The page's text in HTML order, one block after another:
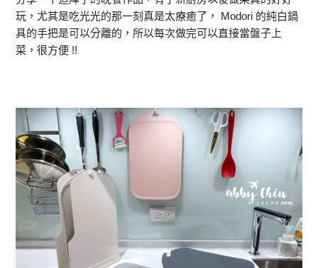
玩，尤其是吃光光的那一刻真是太療癒了， Modori 的純白鍋
具的手把是可以分離的，所以每次做完可以直接當盤子上
菜，很方便 !!